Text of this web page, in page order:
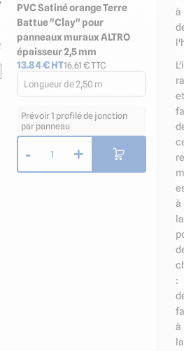
PVC Satiné orange Terre
Battue "Clay" pour
panneaux muraux ALTRO
épaisseur 2,5 mm
13.84€ HT16.61 € TTC
Longueur de 2,50 m
Prévoir 1 profilé de jonction
par panneau
- 1 +
à
et
à
la
:
à
la